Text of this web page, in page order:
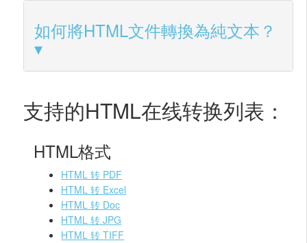
如何將HTML文件轉換為純文本？
支持的HTML在线转换列表：
HTML格式
HTML 转 PDF
HTML 转 Excel
HTML 转 Doc
HTML 转 JPG
HTML 转 TIFF